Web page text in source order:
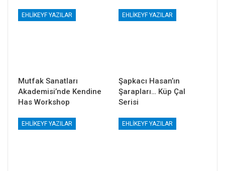
EHLIKEYF YAZILAR
Mutfak Sanatları
Akademisi’nde Kendine
Has Workshop
EHLIKEYF YAZILAR
Şapkacı Hasan’ın
Şarapları… Küp Çal
Serisi
EHLIKEYF YAZILAR EHLIKEYF YAZILAR